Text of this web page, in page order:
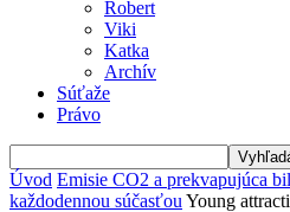
Robert
Viki
Katka
Archív
Súťaže
Právo
Úvod Emisie CO2 a prekvapujúca
každodennou súčasťou Young